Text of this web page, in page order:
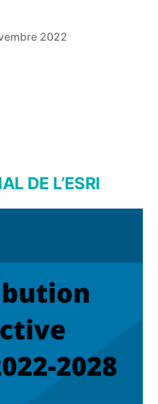
2022
DE L’ESRI